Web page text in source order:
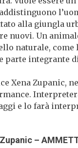
alla giungla
nuovi. Un
naturale,
parte integrante
Xena Zupanic,
e lo farà
–